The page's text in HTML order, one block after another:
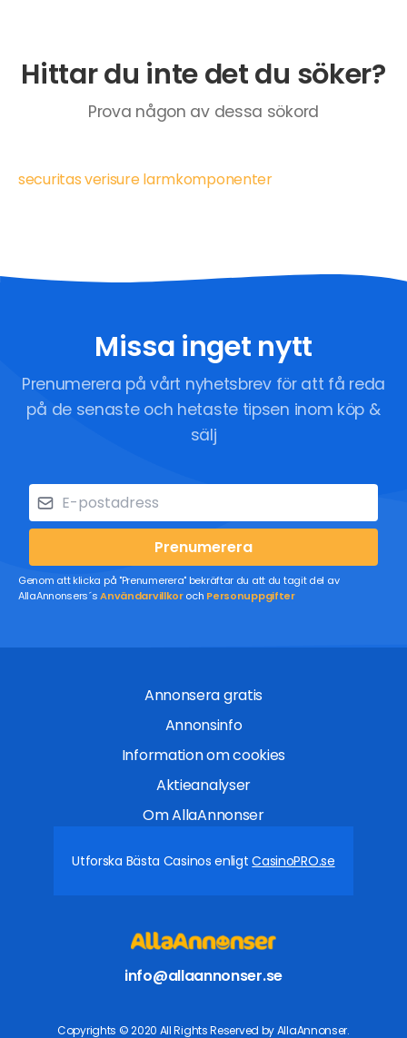
Hittar du inte det du söker?
Prova någon av dessa sökord
securitas verisure larmkomponenter
Missa inget nytt
Prenumerera på vårt nyhetsbrev för att få reda
på de senaste och hetaste tipsen inom köp &
sälj
Prenumerera
Genom att klicka på "Prenumerera" bekräftar du att du tagit del av
AllaAnnonsers´sAnvändarvillkoroch Personuppgifter
Annonsera gratis
Annonsinfo
Information om cookies
Aktieanalyser
Om AllaAnnonser
Utforska Bästa Casinos enligtCasinoPRO.se
info@allaannonser.se
Copyrights © 2020 All Rights Reserved by AllaAnnonser.